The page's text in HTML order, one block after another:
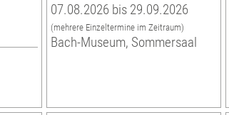
07.08.2026 bis 29.09.2026
(mehrere Einzeltermine im Zeitraum)
Bach-Museum, Sommersaal